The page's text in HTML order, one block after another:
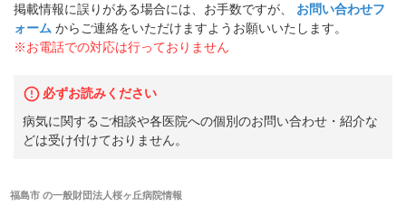
掲載情報に誤りがある場合には、お手数ですが、
お問い合わせフ
ォーム からご連絡をいただけますようお願いいたします。
※お電話での対応は行っておりません
必ずお読みください
病気に関するご相談や各医院への個別のお問い合わせ・紹介な
どは受け付けておりません。
福島市の一般財団法人桜ヶ丘病院情報